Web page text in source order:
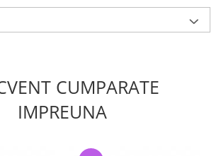
CUMPARATE
IMPREUNA